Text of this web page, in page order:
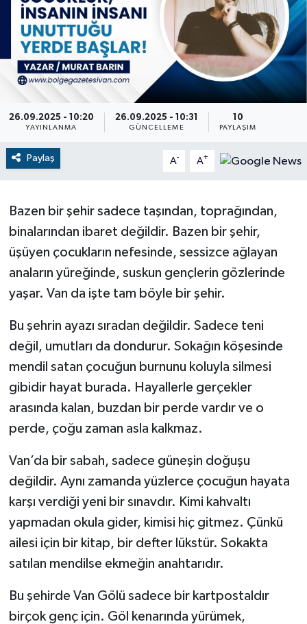
26.09.2025 - 10:20
YAYINLANMA
26.09.2025 - 10:31
GÜNCELLEME
10
PAYLAŞIM
Paylaş A- A+
Bazen bir şehir sadece taşından, toprağından,
binalarından ibaret değildir. Bazen bir şehir,
üşüyen çocukların nefesinde, sessizce ağlayan
anaların yüreğinde, suskun gençlerin gözlerinde
yaşar. Van da işte tam böyle bir şehir.
Bu şehrin ayazı sıradan değildir. Sadece teni
değil, umutları da dondurur. Sokağın köşesinde
mendil satan çocuğun burnunu koluyla silmesi
gibidir hayat burada. Hayallerle gerçekler
arasında kalan, buzdan bir perde vardır ve o
perde, çoğu zaman asla kalkmaz.
Van’da bir sabah, sadece güneşin doğuşu
değildir. Aynı zamanda yüzlerce çocuğun hayata
karşı verdiği yeni bir sınavdır. Kimi kahvaltı
yapmadan okula gider, kimisi hiç gitmez. Çünkü
ailesi için bir kitap, bir defter lükstür. Sokakta
satılan mendilse ekmeğin anahtarıdır.
Bu şehirde Van Gölü sadece bir kartpostaldır
birçok genç için. Göl kenarında yürümek,
RESMİ İLANLAR